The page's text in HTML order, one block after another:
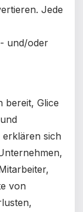
Jede
und/oder
bereit, Glice
erklären sich
von